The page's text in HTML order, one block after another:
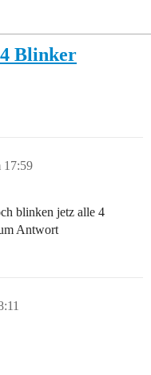
Blinker
17:59
blinken jetz alle 4
Antwort